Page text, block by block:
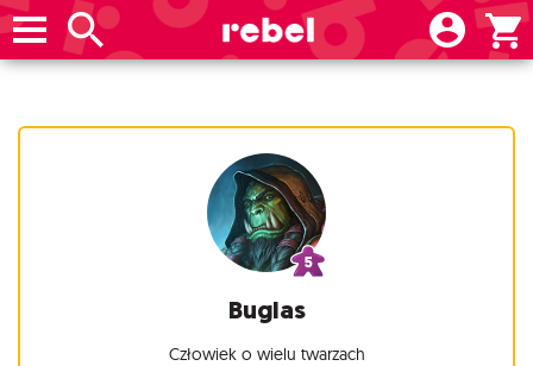
Buglas
Człowiek o wielu twarzach